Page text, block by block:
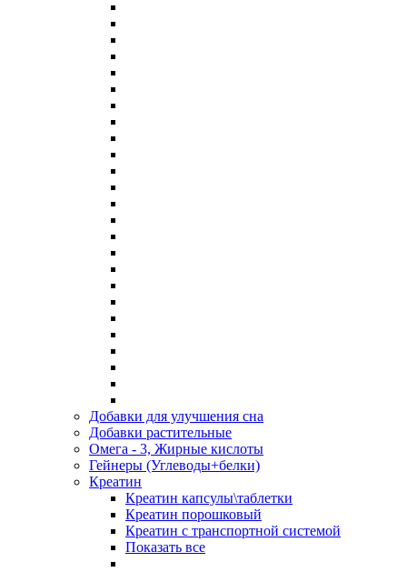
Добавки для улучшения сна
Добавки растительные
Омега - 3, Жирные кислоты
Гейнеры (Углеводы+белки)
Креатин
Креатин капсулы\таблетки
Креатин порошковый
Креатин с транспортной системой
Показать все